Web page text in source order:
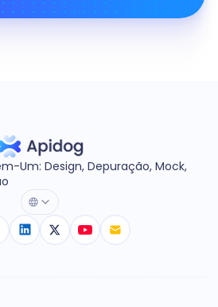
Um: Design, Depuração, Mock,